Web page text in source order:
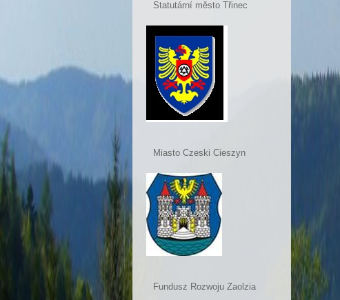
Statutární město Třinec
Miasto Czeski Cieszyn
Fundusz Rozwoju Zaolzia